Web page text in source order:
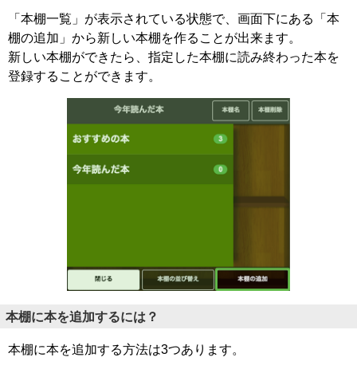
「本棚一覧」が表示されている状態で、画面下にある「本
棚の追加」から新しい本棚を作ることが出来ます。
新しい本棚ができたら、指定した本棚に読み終わった本を
登録することができます。
本棚に本を追加するには？
本棚に本を追加する方法は3つあります。